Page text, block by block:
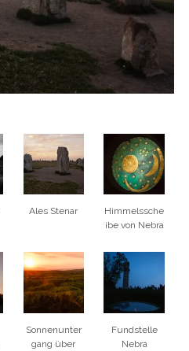
Ales Stenar
Himmelssche
ibe von Nebra
Sonnenunter
gang über
Fundstelle
Nebra